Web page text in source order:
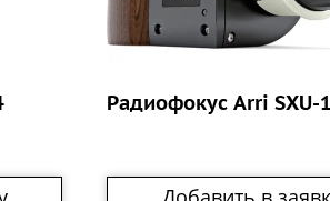
Радиофокус Arri SXU-1